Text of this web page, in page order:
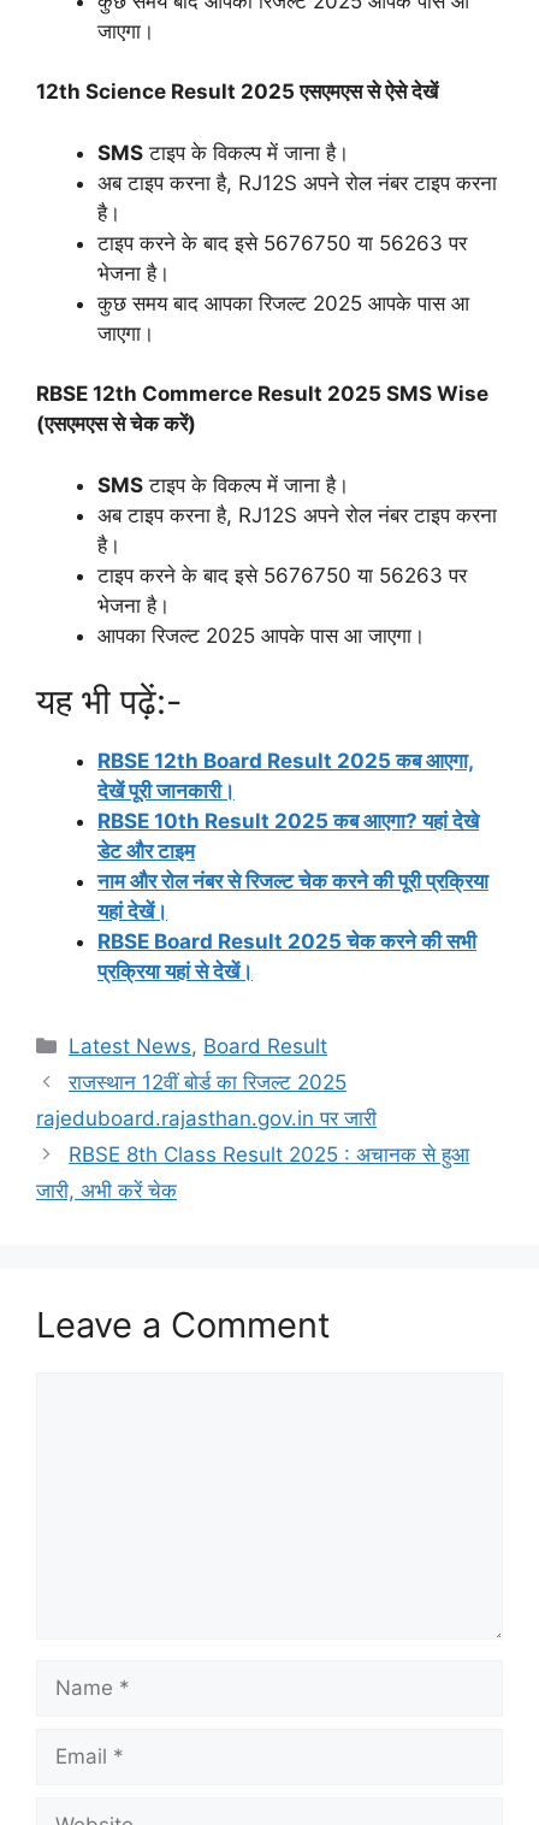
जाएगा।
12th Science Result 2025 एसएमएस से ऐसे देखें
SMS टाइप के विकल्प में जाना है।
अब टाइप करना है, RJ12S अपने रोल नंबर टाइप करना
है।
टाइप करने के बाद इसे 5676750 या 56263 पर
भेजना है।
कुछ समय बाद आपका रिजल्ट 2025 आपके पास आ
जाएगा।
RBSE 12th Commerce Result 2025 SMS Wise
(एसएमएस से चेक करें)
SMS टाइप के विकल्प में जाना है।
अब टाइप करना है, RJ12S अपने रोल नंबर टाइप करना
है।
टाइप करने के बाद इसे 5676750 या 56263 पर
भेजना है।
आपका रिजल्ट 2025 आपके पास आ जाएगा।
यह भी पढ़ें:-
RBSE 12th Board Result 2025 कब आएगा,
देखें पूरी जानकारी।
RBSE 10th Result 2025 कब आएगा? यहां देखे
डेट और टाइम
नाम और रोल नंबर से रिजल्ट चेक करने की पूरी प्रक्रिया
यहां देखें।
RBSE Board Result 2025 चेक करने की सभी
प्रक्रिया यहां से देखें।
Categories
Latest News, Board Result
राजस्थान 12वीं बोर्ड का रिजल्ट 2025
rajeduboard.rajasthan.gov.in पर जारी
RBSE 8th Class Result 2025 : अचानक से हुआ
जारी, अभी करें चेक
Leave a Comment
Name
Email
Website